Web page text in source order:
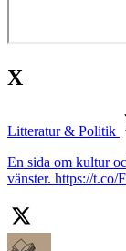
X
Litteratur & Politik
En sida om kultur
vänster. https://t.co/